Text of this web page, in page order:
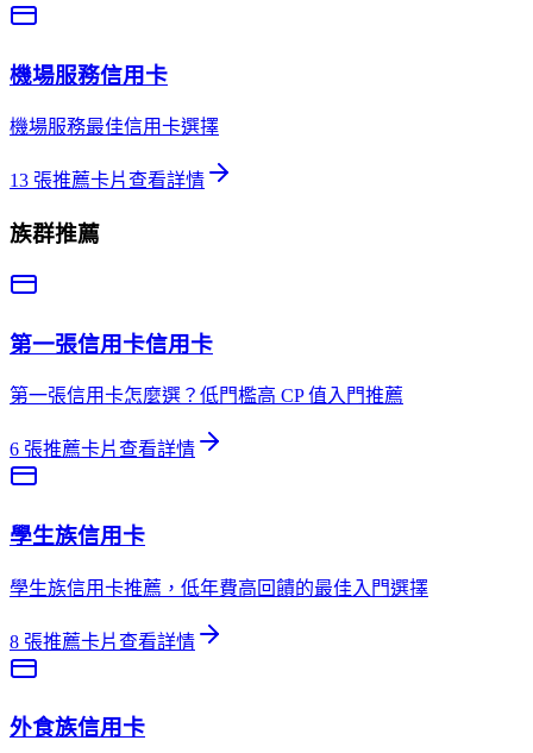
機場服務信用卡
機場服務最佳信用卡選擇
13 張推薦卡片 查看詳情
族群推薦
第一張信用卡信用卡
第一張信用卡怎麼選？低門檻高 CP 值入門推薦
6 張推薦卡片 查看詳情
學生族信用卡
學生族信用卡推薦，低年費高回饋的最佳入門選擇
8 張推薦卡片 查看詳情
外食族信用卡